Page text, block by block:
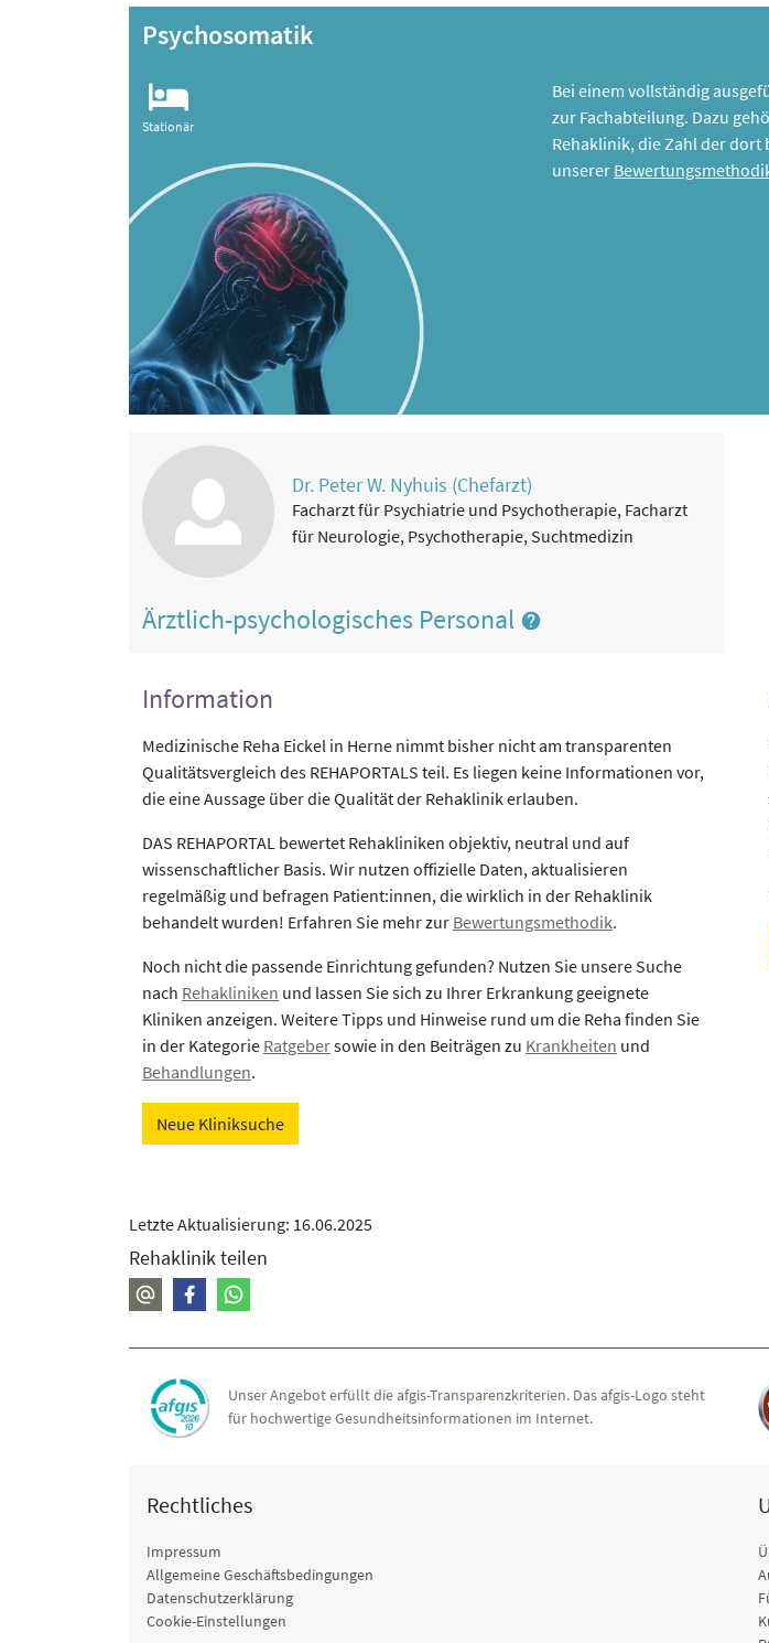
Psychosomatik
Stationär
Bei einem vollständig
zur Fachabteilung. Dazu
Rehaklinik, die Zahl der dort
unserer
Dr. Peter W. Nyhuis (Chefarzt)
Facharzt für Psychiatrie und Psychotherapie, Facharzt
für Neurologie, Psychotherapie, Suchtmedizin
Ärztlich-psychologisches Personal
Information
Medizinische Reha Eickel in Herne nimmt bisher nicht am transparenten
Qualitätsvergleich des REHAPORTALS teil. Es liegen keine Informationen vor,
die eine Aussage über die Qualität der Rehaklinik erlauben.
DAS REHAPORTAL bewertet Rehakliniken objektiv, neutral und auf
wissenschaftlicher Basis. Wir nutzen offizielle Daten, aktualisieren
regelmäßig und befragen Patient:innen, die wirklich in der Rehaklinik
behandelt wurden! Erfahren Sie mehr zur Bewertungsmethodik.
Noch nicht die passende Einrichtung gefunden? Nutzen Sie unsere Suche
nach Rehakliniken und lassen Sie sich zu Ihrer Erkrankung geeignete
Kliniken anzeigen. Weitere Tipps und Hinweise rund um die Reha finden Sie
in der Kategorie Ratgebersowie in den Beiträgen zu Krankheiten und
Behandlungen.
Neue Kliniksuche
Letzte Aktualisierung: 16.06.2025
Rehaklinik teilen
Unser Angebot erfüllt die afgis-Transparenzkriterien. Das afgis-Logo steht
für hochwertige Gesundheitsinformationen im Internet.
Rechtliches
Impressum
Allgemeine Geschäftsbedingungen
Datenschutzerklärung
Cookie-Einstellungen